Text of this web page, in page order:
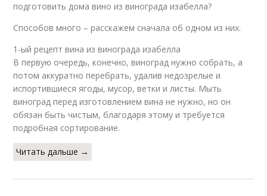
подготовить дома вино из винограда изабелла?
Способов много – расскажем сначала об одном из них.
1-ый рецепт вина из винограда изабелла
В первую очередь, конечно, виноград нужно собрать, а
потом аккуратно перебрать, удалив недозрелые и
испортившиеся ягоды, мусор, ветки и листы. Мыть
виноград перед изготовлением вина не нужно, но он
обязан быть чистым, благодаря этому и требуется
подробная сортирование.
Читать дальше →